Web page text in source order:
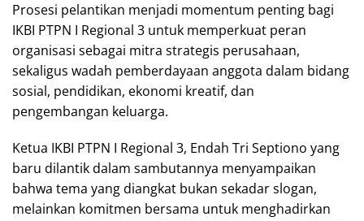
Prosesi pelantikan menjadi momentum penting bagi
IKBI PTPN I Regional 3 untuk memperkuat peran
organisasi sebagai mitra strategis perusahaan,
sekaligus wadah pemberdayaan anggota dalam bidang
sosial, pendidikan, ekonomi kreatif, dan
pengembangan keluarga.
Ketua IKBI PTPN I Regional 3, Endah Tri Septiono yang
baru dilantik dalam sambutannya menyampaikan
bahwa tema yang diangkat bukan sekadar slogan,
melainkan komitmen bersama untuk menghadirkan